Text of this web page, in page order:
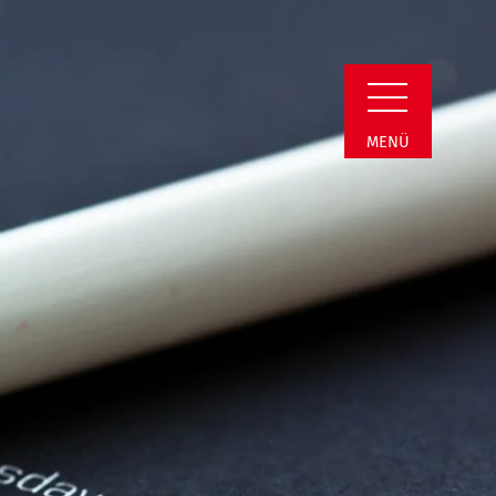
Detail
MENÜ